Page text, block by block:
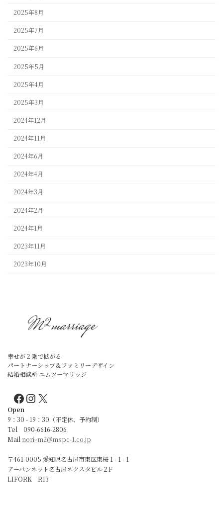
2025年8月
2025年7月
2025年6月
2025年5月
2025年4月
2025年3月
2024年12月
2024年11月
2024年6月
2024年4月
2024年3月
2024年2月
2024年1月
2023年11月
2023年10月
幸せが２乗で拡がる
パートナーシップ＆ファミリーデザイン
結婚相談所 エムツーマリッジ
Facebook
Instagram
X
Open
9：30 - 19：30（不定休、予約制）
Tel 090-6616-2806
Mail noriｰm2@mspc-1.co.jp
〒461-0005 愛知県名古屋市東区東桜 1 - 1 - 1
アーバンネット名古屋ネクスタビル２F
LIFORK R13